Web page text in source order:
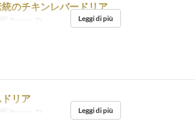
のチキンレバードリア
Pranzo, Tè Leggi di più
リア
Pranzo, Tè Leggi di più